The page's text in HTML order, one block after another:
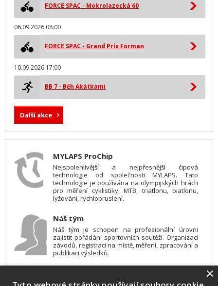
FORCE SPAC - Mokrolazecká 60
06.09.2026 08:00
FORCE SPAC - Grand Prix Forman
10.09.2026 17:00
BB 7 - Běh Akátkami
Další akce
MYLAPS ProChip
Nejspolehlivější a nejpřesnější čipová
technologie od společnosti MYLAPS. Tato
technologie je používána na olympijských hrách
pro měření cyklistiky, MTB, triatlonu, biatlonu,
lyžování, rychlobruslení.
Náš tým
Náš tým je schopen na profesionální úrovni
zajistit pořádání sportovních soutěží. Organizaci
závodů, registraci na místě, měření, zpracování a
publikaci výsledků.
Pro měření, zpracování a publikaci výsledků
×